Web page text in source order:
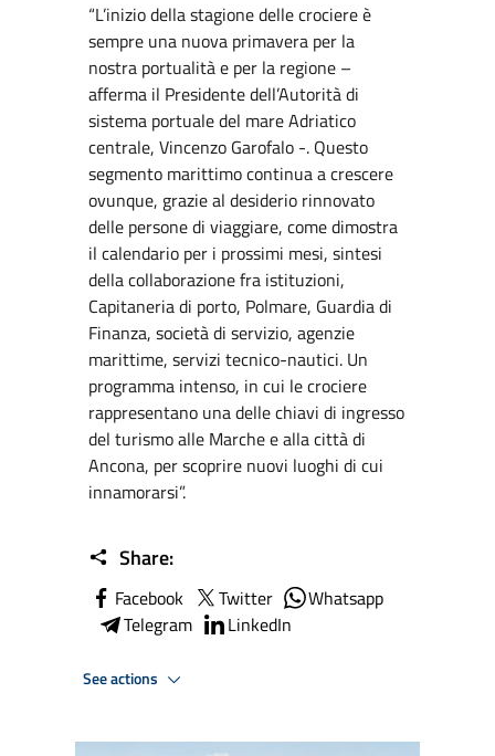
“L’inizio della stagione delle crociere è
sempre una nuova primavera per la
nostra portualità e per la regione –
afferma il Presidente dell’Autorità di
sistema portuale del mare Adriatico
centrale, Vincenzo Garofalo -. Questo
segmento marittimo continua a crescere
ovunque, grazie al desiderio rinnovato
delle persone di viaggiare, come dimostra
il calendario per i prossimi mesi, sintesi
della collaborazione fra istituzioni,
Capitaneria di porto, Polmare, Guardia di
Finanza, società di servizio, agenzie
marittime, servizi tecnico-nautici. Un
programma intenso, in cui le crociere
rappresentano una delle chiavi di ingresso
del turismo alle Marche e alla città di
Ancona, per scoprire nuovi luoghi di cui
innamorarsi”.
Share:
Facebook Twitter
Whatsapp
Telegram
LinkedIn
See actions